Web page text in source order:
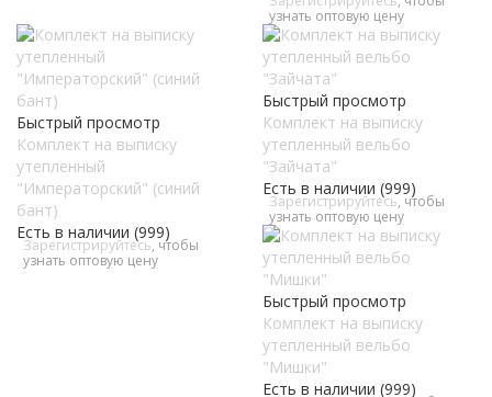
узнать оптовую цену
Быстрый просмотр
Комплект на выписку
утепленный
"Императорский" (синий
бант)
Есть в наличии (999)
Зарегистрируйтесь, чтобы
узнать оптовую цену
Быстрый просмотр
Комплект на выписку
утепленный вельбо
"Зайчата"
Есть в наличии (999)
Зарегистрируйтесь, чтобы
узнать оптовую цену
Быстрый просмотр
Комплект на выписку
утепленный вельбо
"Мишки"
Есть в наличии (999)